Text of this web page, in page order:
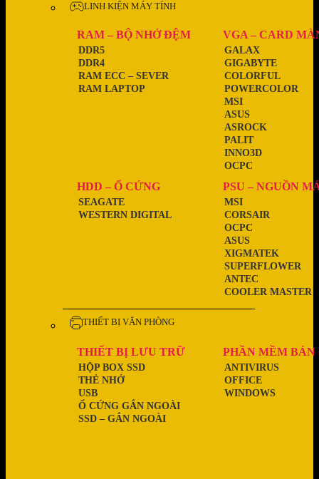
LINH KIỆN MÁY TÍNH
RAM – BỘ NHỚ ĐỆM
RAM LAPTOP
RAM ECC – SEVER
DDR4
DDR5
VGA – CARD
OCPC
INNO3D
PALIT
ASROCK
ASUS
MSI
POWERCOLOR
COLORFUL
GIGABYTE
GALAX
HDD – Ổ CỨNG
WESTERN DIGITAL
SEAGATE
PSU – NGUỒN
COOLER MASTER
ANTEC
SUPERFLOWER
XIGMATEK
ASUS
OCPC
CORSAIR
MSI
THIẾT BỊ VĂN PHÒNG
THIẾT BỊ LƯU TRỮ
SSD – GẮN NGOÀI
Ổ CỨNG GẮN NGOÀI
USB
THẺ NHỚ
HỘP BOX SSD
PHẦN MỀM BẢN
WINDOWS
OFFICE
ANTIVIRUS